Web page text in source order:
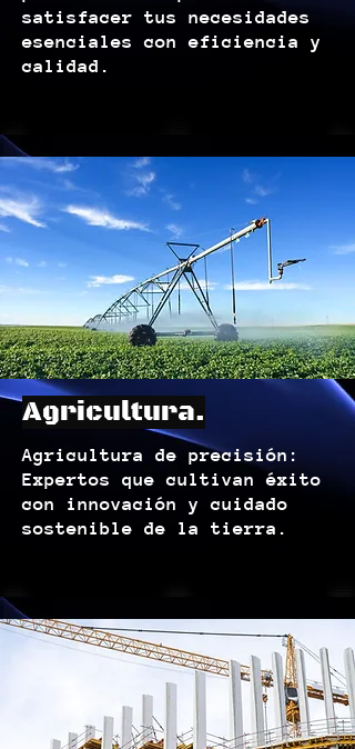
satisfacer tus necesidades
esenciales con eficiencia y
calidad.
Agricultura.
Agricultura de precisión:
Expertos que cultivan éxito
con innovación y cuidado
sostenible de la tierra.